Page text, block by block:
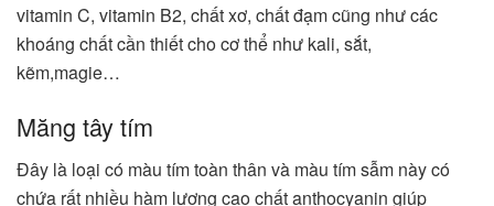
vitamin C, vitamin B2, chất xơ, chất đạm cũng như các
khoáng chất cần thiết cho cơ thể như kali, sắt,
kẽm,magie…
Măng tây tím
Đây là loại có màu tím toàn thân và màu tím sẫm này có
chứa rất nhiều hàm lượng cao chất anthocyanin giúp